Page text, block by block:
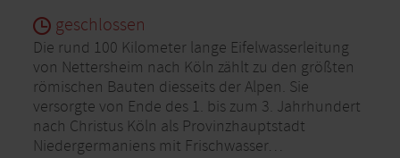
geschlossen
Die rund 100 Kilometer lange Eifelwasserleitung
von Nettersheim nach Köln zählt zu den größten
römischen Bauten diesseits der Alpen. Sie
versorgte von Ende des 1. bis zum 3. Jahrhundert
nach Christus Köln als Provinzhauptstadt
Niedergermaniens mit Frischwasser…